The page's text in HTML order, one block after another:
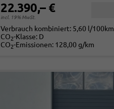
22.390,– €
incl. 19% MwSt.
Verbrauch kombiniert: 5,60 l/100km
CO2-Klasse: D
CO2-Emissionen: 128,00 g/km